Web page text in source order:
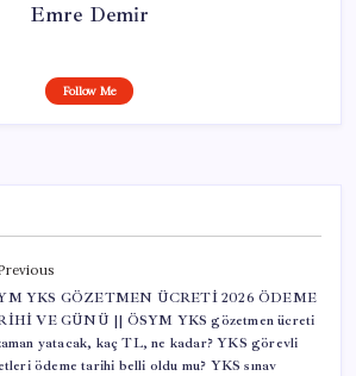
Emre Demir
Follow Me
YKS GÖZETMEN ÜCRETİ 2026 ÖDEME
VE GÜNÜ || ÖSYM YKS gözetmen ücreti
yatacak, kaç TL, ne kadar? YKS görevli
ödeme tarihi belli oldu mu? YKS sınav